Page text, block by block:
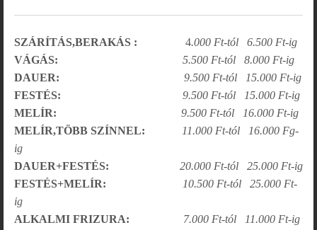
SZÁRÍTÁS,BERAKÁS : 4.000 Ft-tól 6.500 Ft-ig
VÁGÁS: 5.500 Ft-tól 8.000 Ft-ig
DAUER: 9.500 Ft-tól 15.000 Ft-ig
FESTÉS:
9.500 Ft-tól 15.000 Ft-ig
MELÍR: 9.500 Ft-tól 16.000 Ft-ig
MELÍR,TÖBB SZÍNNEL: 11.000 Ft-tól 16.000 Fg-
ig
DAUER+FESTÉS:
20.000 Ft-tól 25.000 Ft-ig
FESTÉS+MELÍR: 10.500 Ft-tól 25.000 Ft-
ig
ALKALMI FRIZURA: 7.000 Ft-tól 11.000 Ft-ig